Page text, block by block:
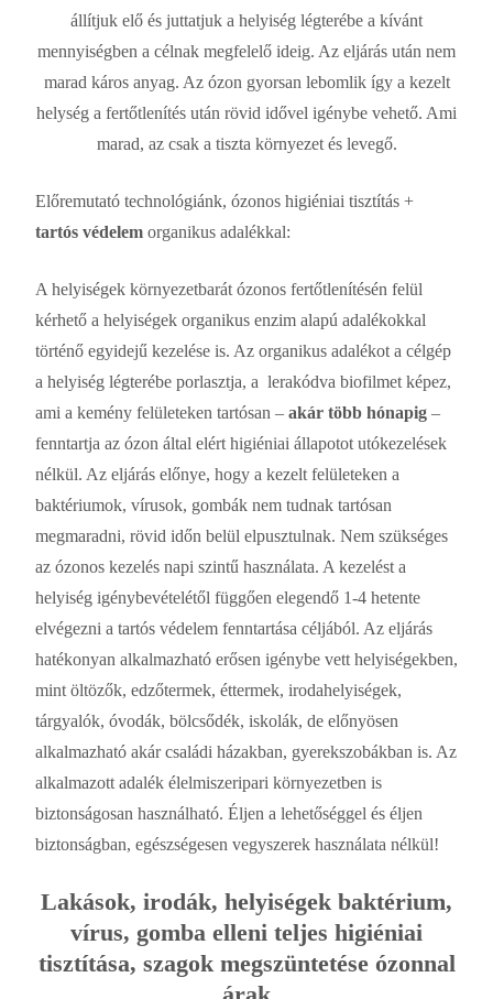
állítjuk elő és juttatjuk a helyiség légterébe a kívánt
mennyiségben a célnak megfelelő ideig. Az eljárás után nem
marad káros anyag. Az ózon gyorsan lebomlik így a kezelt
helység a fertőtlenítés után rövid idővel igénybe vehető. Ami
marad, az csak a tiszta környezet és levegő.
Előremutató technológiánk, ózonos higiéniai tisztítás +
tartós védelem organikus adalékkal:
A helyiségek környezetbarát ózonos fertőtlenítésén felül
kérhető a helyiségek organikus enzim alapú adalékokkal
történő egyidejű kezelése is. Az organikus adalékot a célgép
a helyiség légterébe porlasztja, a lerakódva biofilmet képez,
ami a kemény felületeken tartósan – akár több hónapig –
fenntartja az ózon által elért higiéniai állapotot utókezelések
nélkül. Az eljárás előnye, hogy a kezelt felületeken a
baktériumok, vírusok, gombák nem tudnak tartósan
megmaradni, rövid időn belül elpusztulnak. Nem szükséges
az ózonos kezelés napi szintű használata. A kezelést a
helyiség igénybevételétől függően elegendő 1-4 hetente
elvégezni a tartós védelem fenntartása céljából. Az eljárás
hatékonyan alkalmazható erősen igénybe vett helyiségekben,
mint öltözők, edzőtermek, éttermek, irodahelyiségek,
tárgyalók, óvodák, bölcsődék, iskolák, de előnyösen
alkalmazható akár családi házakban, gyerekszobákban is. Az
alkalmazott adalék élelmiszeripari környezetben is
biztonságosan használható. Éljen a lehetőséggel és éljen
biztonságban, egészségesen vegyszerek használata nélkül!
Lakások, irodák, helyiségek baktérium,
vírus, gomba elleni teljes higiéniai
tisztítása, szagok megszüntetése ózonnal